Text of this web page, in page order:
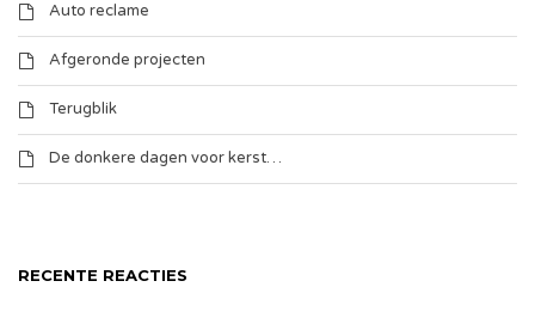
Auto reclame
Afgeronde projecten
Terugblik
De donkere dagen voor kerst…
RECENTE REACTIES